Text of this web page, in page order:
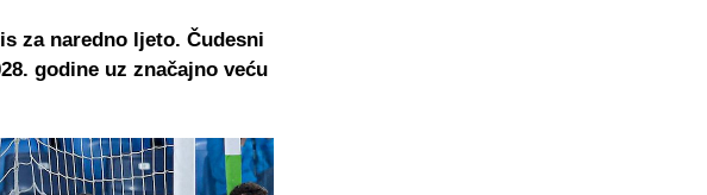
za naredno ljeto. Čudesni
godine uz značajno veću